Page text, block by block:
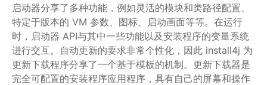
启动器分享了多种功能，例如灵活的模块和类路径配置、
特定于版本的 VM 参数、图标、启动画面等等。在运行
时，启动器 API与其中一些功能以及安装程序的变量系统
进行交互。自动更新的要求非常个性化，因此 install4j 为
更新下载程序分享了一个基于模板的机制。更新下载器是
完全可配置的安装程序应用程序，具有自己的屏幕和操作